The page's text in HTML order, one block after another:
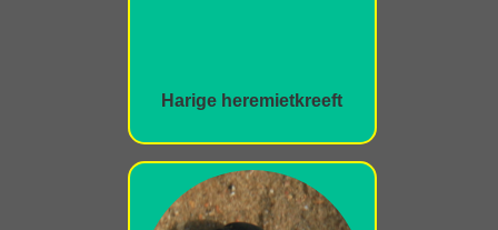
Harige heremietkreeft